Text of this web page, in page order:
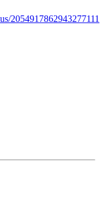
2054917862943277111